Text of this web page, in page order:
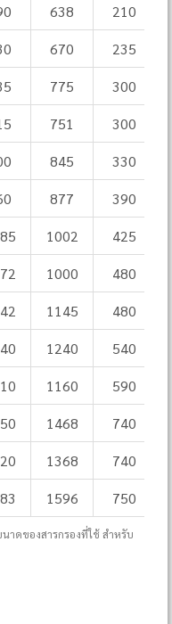
638
210
670
235
775
300
751
300
845
330
877
390
1002
425
1000
480
1145
480
1240 540
1160 590
1468 740
1368 740
1596 750
าดของสารกรองที่ใช้ สำหรับ